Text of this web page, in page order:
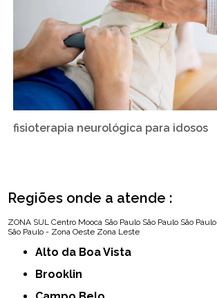
fisioterapia neurológica para idosos
Regiões onde a atende :
ZONA SUL Centro Mooca São Paulo São Paulo São Paulo
São Paulo - Zona Oeste Zona Leste
Alto da Boa Vista
Brooklin